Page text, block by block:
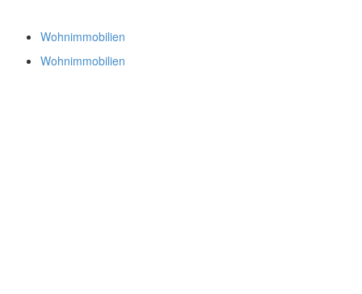
Wohnimmobilien
Wohnimmobilien